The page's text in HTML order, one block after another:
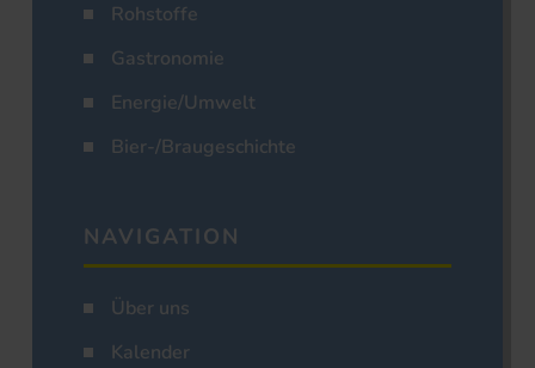
Rohstoffe
Gastronomie
Energie/Umwelt
Bier-/Braugeschichte
NAVIGATION
Über uns
Kalender